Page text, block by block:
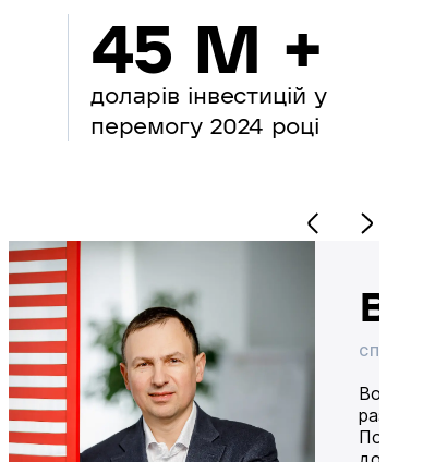
45 M +
доларів інвестицій у
перемогу 2024 році
разом